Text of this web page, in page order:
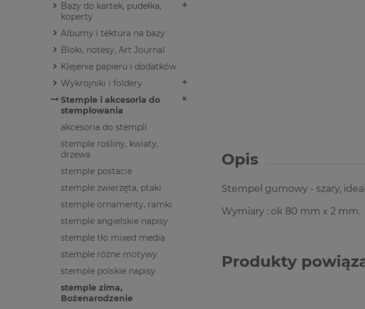
Bazy do kartek, pudełka,
koperty
Albumy i tektura na bazy
Bloki, notesy, Art Journal
Klejenie papieru i dodatków
Wykrojniki i foldery
Stemple i akcesoria do
stemplowania
akcesoria do stempli
stemple rośliny, kwiaty,
drzewa
stemple postacie
stemple zwierzęta, ptaki
stemple ornamenty, ramki
stemple angielskie napisy
stemple tło mixed media
stemple różne motywy
stemple polskie napisy
stemple zima,
Bożenarodzenie
Opis
Stempel gumowy - szary,
Wymiary : ok 80 mm x 2 mm.
Produkty